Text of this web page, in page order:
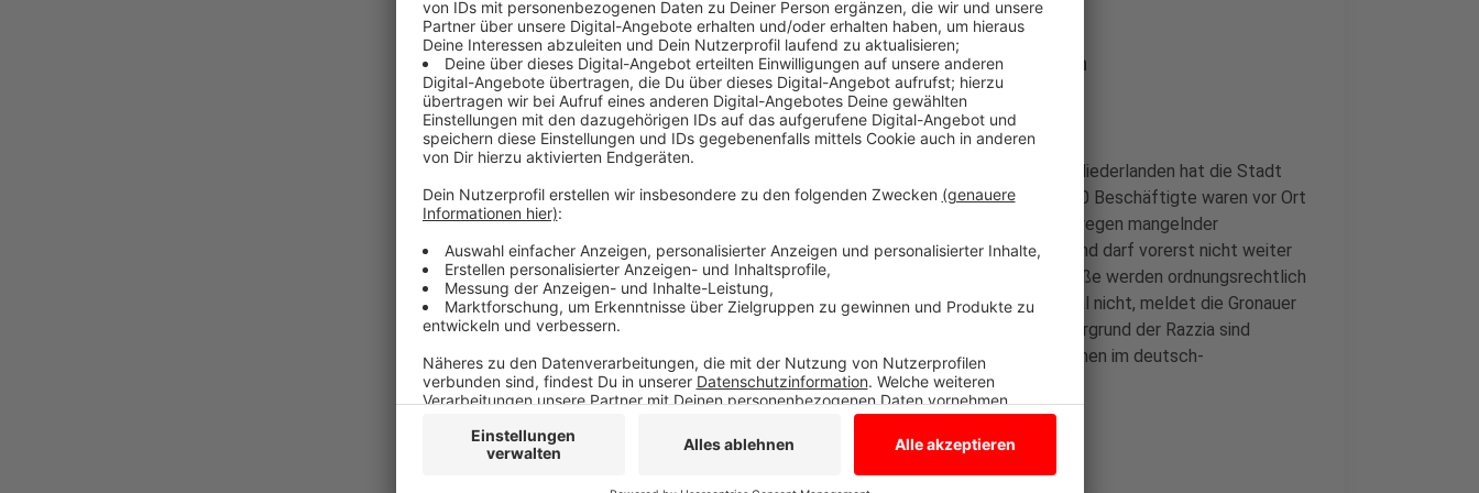
Räumung wegen mangelnder Brandschutzmaßnahmen
Anzeige
In Zusammenarbeit mit der Steuerfahndung, der Polizei und den Niederlanden hat die Stadt
Gronau gestern zwei Unterkünfte für Arbeitnehmer durchsucht. 30 Beschäftigte waren vor Ort
und wurden von den Einsatzkräften befragt. Ein Gebäude wurde wegen mangelnder
Brandschutzmaßnahmen geräumt. Es befindet sich noch im Bau und darf vorerst nicht weiter
als Unterkunft genutzt werden. Die festgestellten Rechtsverstöße werden ordnungsrechtlich
geahndet. Probleme mit Müll und Ungezieferbefall gab es diesmal nicht, meldet die Gronauer
Stadtverwaltung. Sie wird die Kontrollen weiter fortsetzen.
Hintergrund der Razzia sind
Mieter- und Arbeitnehmerausbeutung durch Leiharbeitsunternehmen im deutsch-
niederländischen Grenzgebiet.